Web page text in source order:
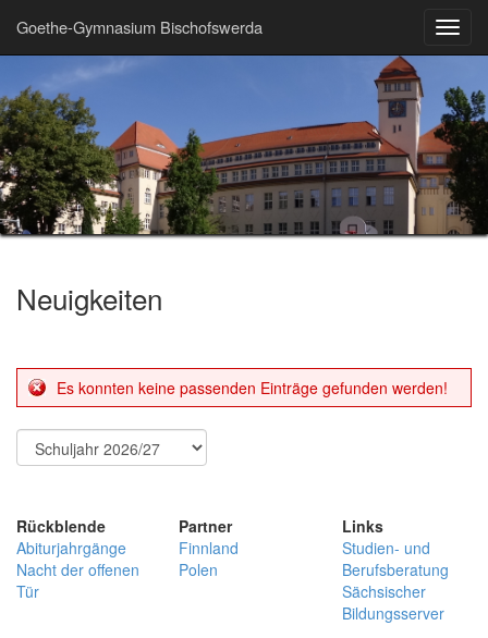
Goethe-Gymnasium Bischofswerda
Neuigkeiten
Es konnten keine passenden Einträge gefunden werden!
Rückblende
Abiturjahrgänge
Nacht der offenen
Tür
Partner
Finnland
Polen
Links
Studien- und
Berufsberatung
Sächsischer
Bildungsserver